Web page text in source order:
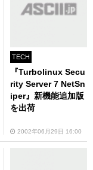
TECH
『Turbolinux Secu
rity Server 7 NetSn
iper』新機能追加版
を出荷
2002年06月29日 16:00